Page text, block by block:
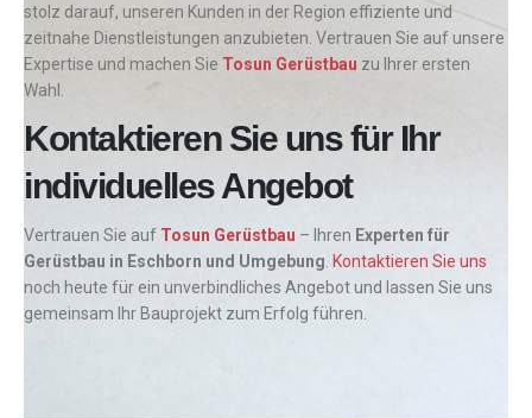
stolz darauf, unseren Kunden in der Region effiziente und
zeitnahe Dienstleistungen anzubieten. Vertrauen Sie auf unsere
Expertise und machen Sie Tosun Gerüstbau zu Ihrer ersten
Wahl.
Kontaktieren Sie uns für Ihr
individuelles Angebot
Vertrauen Sie auf Tosun Gerüstbau – Ihren Experten für
Gerüstbau in Eschborn und Umgebung Kontaktieren Sie uns
noch heute für ein unverbindliches Angebot und lassen Sie uns
gemeinsam Ihr Bauprojekt zum Erfolg führen.